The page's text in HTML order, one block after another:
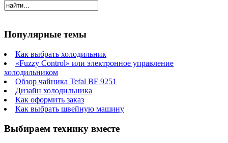
Популярные темы
Как выбрать холодильник
«Fuzzy Control» или электронное управление
холодильником
Обзор чайника Tefal BF 9251
Дизайн холодильника
Как оформить заказ
Как выбрать швейную машину
Выбираем технику вместе